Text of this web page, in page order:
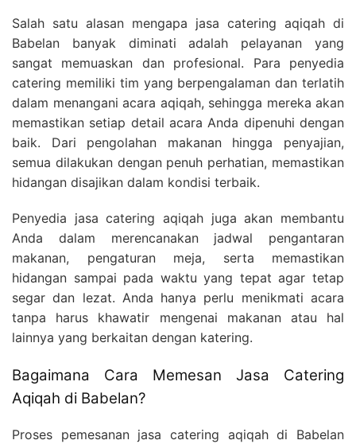
Salah satu alasan mengapa jasa catering aqiqah di
Babelan banyak diminati adalah pelayanan yang
sangat memuaskan dan profesional. Para penyedia
catering memiliki tim yang berpengalaman dan terlatih
dalam menangani acara aqiqah, sehingga mereka akan
memastikan setiap detail acara Anda dipenuhi dengan
baik. Dari pengolahan makanan hingga penyajian,
semua dilakukan dengan penuh perhatian, memastikan
hidangan disajikan dalam kondisi terbaik.
Penyedia jasa catering aqiqah juga akan membantu
Anda dalam merencanakan jadwal pengantaran
makanan, pengaturan meja, serta memastikan
hidangan sampai pada waktu yang tepat agar tetap
segar dan lezat. Anda hanya perlu menikmati acara
tanpa harus khawatir mengenai makanan atau hal
lainnya yang berkaitan dengan katering.
Bagaimana Cara Memesan Jasa Catering
Aqiqah di Babelan?
Proses pemesanan jasa catering aqiqah di Babelan